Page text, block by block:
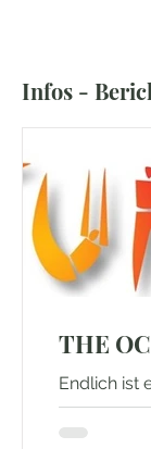
Infos -
THE
Endlich ist
das Video
am Freitag,